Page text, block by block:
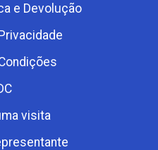
e Devolução
visita